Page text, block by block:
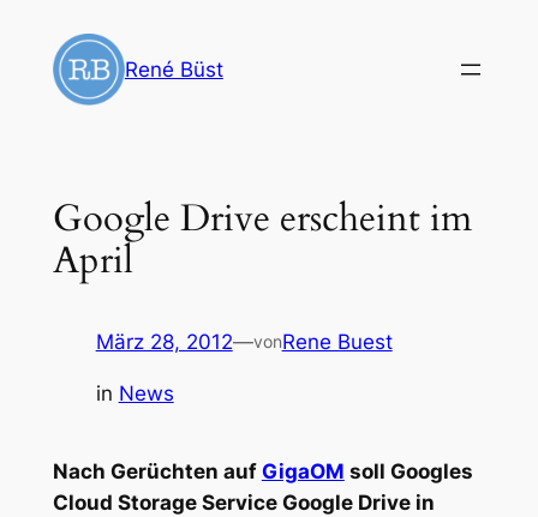
Inhalt
springen
René Büst
Google Drive erscheint im
April
März 28, 2012—vonRene Buest
in News
Nach Gerüchten auf GigaOM soll Googles
Cloud Storage Service Google Drive in